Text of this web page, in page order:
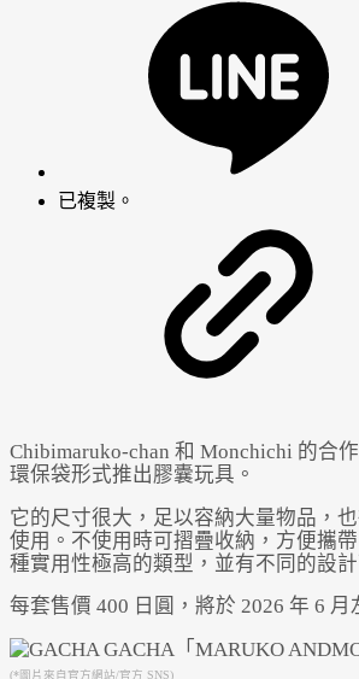
已複製。
Chibimaruko-chan 和 Monchichi 的合
環保袋形式推出膠囊玩具。
它的尺寸很大，足以容納大量物品，
使用。不使用時可摺疊收納，方便攜
種實用性極高的類型，並有不同的設計
每套售價 400 日圓，將於 2026 年 6 月
(*圖片來自官方網站/官方 SNS)